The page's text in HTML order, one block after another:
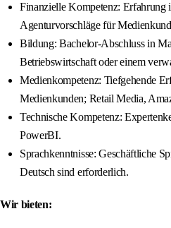
Finanzielle Kompetenz: Erfahrung
Agenturvorschläge für
Bildung: Bachelor-Abschluss in
Betriebswirtschaft oder einem
Medienkompetenz: Tiefgehende
Medienkunden; Retail Media,
Technische Kompetenz:
PowerBI.
Sprachkenntnisse: Geschäftliche
Deutsch sind erforderlich.
Wir bieten: